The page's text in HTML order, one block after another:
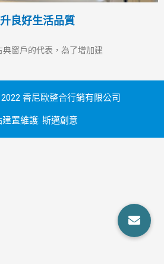
良好生活品質
窗戶的代表，為了增加建
香尼歐整合行銷有限公司
置維護: 斯邁創意